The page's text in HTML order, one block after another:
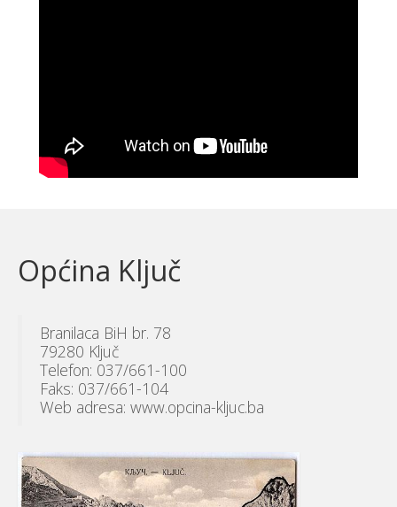
Općina Ključ
Branilaca BiH br. 78
79280 Ključ
Telefon: 037/661-100
Faks: 037/661-104
Web adresa: www.opcina-kljuc.ba